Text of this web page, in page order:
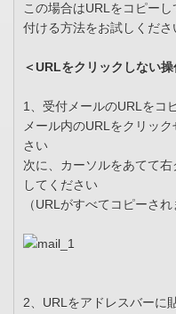
この場合はURLをコピー
付ける方法をお試しくださ
＜URLをクリックしない操
1、受付メールのURLをコ
メール内のURLをクリッ
さい
次に、カーソルをあてて
してください
（URLがすべてコピーされ
2、URLをアドレスバーに